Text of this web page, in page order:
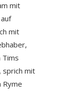
mit
mit
Tims
sprich mit
Ryme